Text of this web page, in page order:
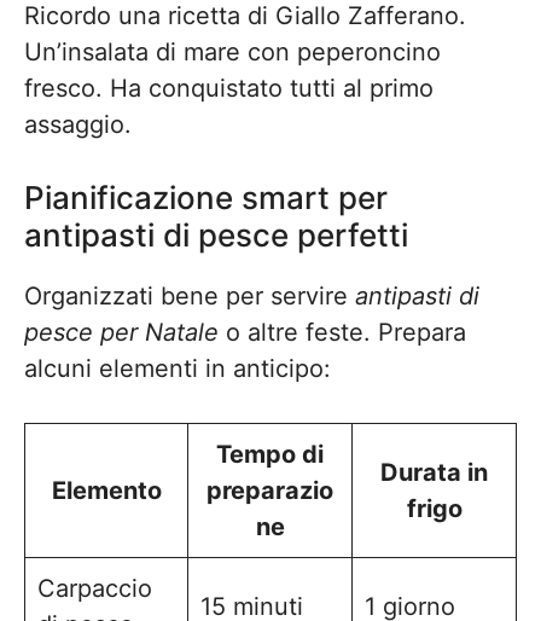
Ricordo una ricetta di Giallo Zafferano.
Un’insalata di mare con peperoncino
fresco. Ha conquistato tutti al primo
assaggio.
Pianificazione smart per
antipasti di pesce perfetti
Organizzati bene per servire antipasti di
pesce per Natale o altre feste. Prepara
alcuni elementi in anticipo:
Elemento
Tempo di
preparazio
ne
Durata in
frigo
Carpaccio
15 minuti 1 giorno